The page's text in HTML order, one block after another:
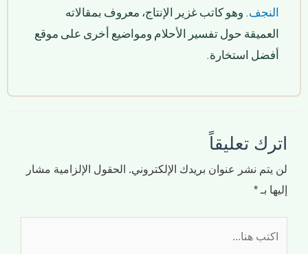
النجف. وهو كاتب غزير الإنتاج، معروف بمقالاته
العميقة حول تفسير الأحلام ومواضيع أخرى على موقع
أفضل استخارة.
اترك تعليقاً
لن يتم نشر عنوان بريدك الإلكتروني. الحقول الإلزامية مشار
إليها بـ *